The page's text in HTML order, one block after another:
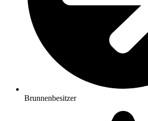
Brunnenbesitzer